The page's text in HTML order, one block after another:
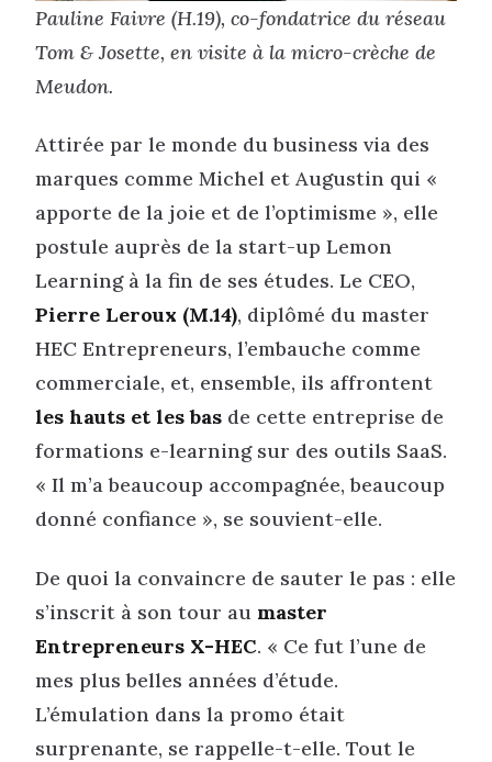
Pauline Faivre (H.19), co-fondatrice du réseau
Tom & Josette, en visite à la micro-crèche de
Meudon.
Attirée par le monde du business via des
marques comme Michel et Augustin qui «
apporte de la joie et de l’optimisme », elle
postule auprès de la start-up Lemon
Learning à la fin de ses études. Le CEO,
Pierre Leroux (M.14), diplômé du master
HEC Entrepreneurs, l’embauche comme
commerciale, et, ensemble, ils affrontent
les hauts et les bas de cette entreprise de
formations e-learning sur des outils SaaS.
« Il m’a beaucoup accompagnée, beaucoup
donné confiance », se souvient-elle.
De quoi la convaincre de sauter le pas : elle
s’inscrit à son tour au master
Entrepreneurs X-HEC. « Ce fut l’une de
mes plus belles années d’étude.
L’émulation dans la promo était
surprenante, se rappelle-t-elle. Tout le